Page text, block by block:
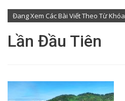
Đang Xem Các Bài Viết Theo Từ Khóa
Lần Đầu Tiên